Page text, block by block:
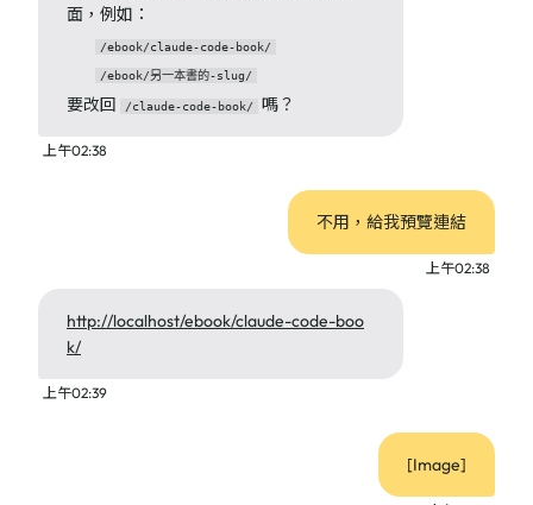
面，例如：
/ebook/claude-code-book/
/ebook/另一本書的-slug/
要改回 /claude-code-book/ 嗎？
上午02:38
不用，給我預覽連結
上午02:38
http://localhost/ebook/claude-code-boo
k/
上午02:39
[Image]